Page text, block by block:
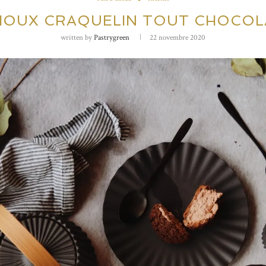
CRAQUELIN TOUT
written byPastrygreen 22 novembre 2020